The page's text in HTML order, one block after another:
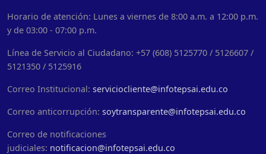
Horario de atención: Lunes a viernes de 8:00 a.m. a 12:00 p.m.
y de 03:00 - 07:00 p.m.
Línea de Servicio al Ciudadano: +57 (608) 5125770 / 5126607 /
5121350 / 5125916
Correo Institucional: serviciocliente@infotepsai.edu.co
Correo anticorrupción: soytransparente@infotepsai.edu.co
Correo de notificaciones
judiciales: notificacion@infotepsai.edu.co